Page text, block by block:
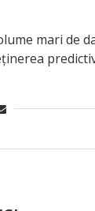
mari de